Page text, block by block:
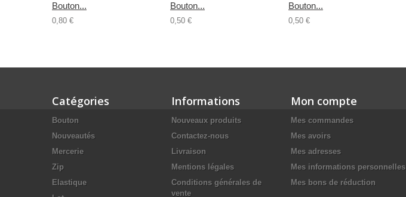
Bouton...
0,80 €
Bouton...
0,50 €
Bouton...
0,50 €
Catégories
Bouton
Nouveautés
Mercerie
Zip
Elastique
Informations
Nouveaux produits
Contactez-nous
Livraison
Mentions légales
Conditions générales de
vente
Mon compte
Mes commandes
Mes avoirs
Mes adresses
Mes informations personnelles
Mes bons de réduction